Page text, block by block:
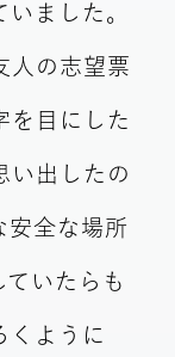
ました。
人の志望票
を目にした
い出したの
安全な場所
いたらも
くように